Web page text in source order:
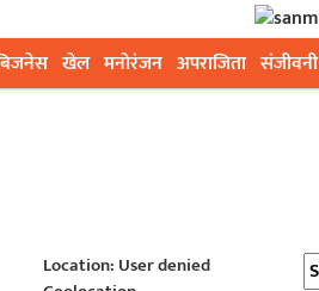
खेल मनोरंजन अपराजिता संजीवनी
Location: User denied